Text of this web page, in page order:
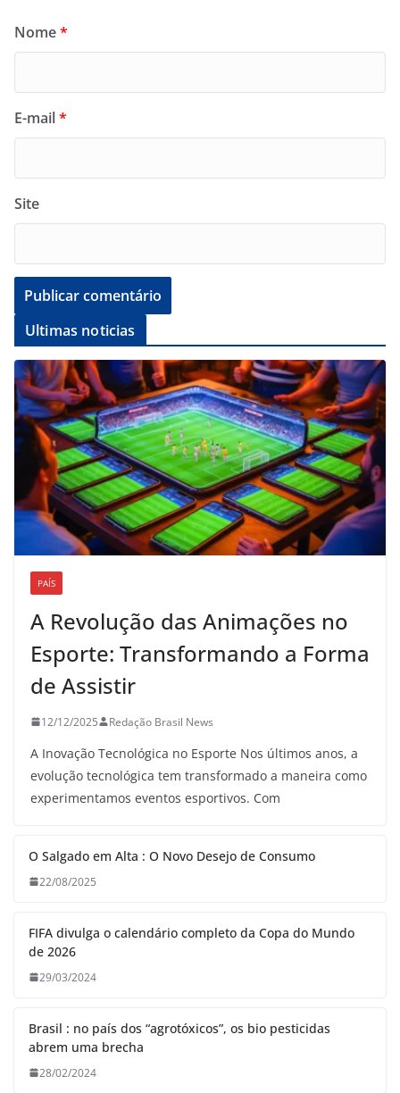
Nome*
E-mail*
Site
Ultimas noticias
PAÍS
A Revolução das Animações no
Esporte: Transformando a Forma
de Assistir
12/12/2025 Redação Brasil News
A Inovação Tecnológica no Esporte Nos últimos anos, a
evolução tecnológica tem transformado a maneira como
experimentamos eventos esportivos. Com
O Salgado em Alta : O Novo Desejo de Consumo
22/08/2025
FIFA divulga o calendário completo da Copa do Mundo
de 2026
29/03/2024
Brasil : no país dos “agrotóxicos”, os bio pesticidas
abrem uma brecha
28/02/2024